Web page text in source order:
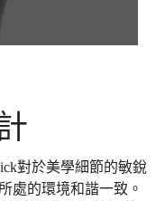
對於美學細節的敏銳
處的環境和諧一致。